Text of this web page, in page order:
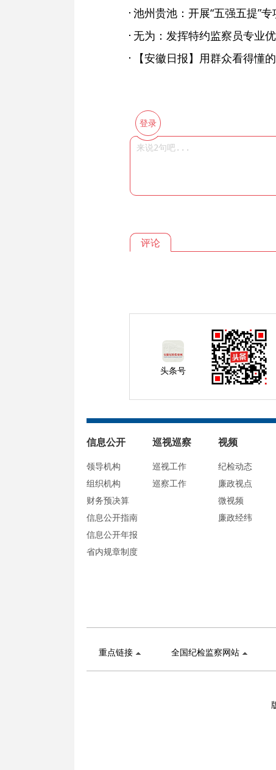
无为：发挥特约监察员专业
登录
评论
头条号
信息公开
领导机构
组织机构
财务预决算
信息公开指南
信息公开年报
省内规章制度
巡视巡察
巡视工作
巡察工作
视频
纪检动态
廉政视点
微视频
廉政经纬
重点链接 全国纪检监察网站